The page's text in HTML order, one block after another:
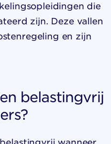
die
zijn. Deze vallen
en zijn
belastingvrij